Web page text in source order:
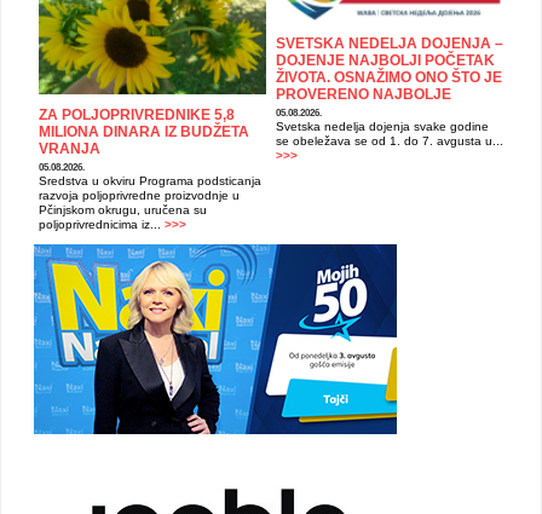
ZA POLJOPRIVREDNIKE 5,8
MILIONA DINARA IZ BUDŽETA
VRANJA
05.08.2026.
Sredstva u okviru Programa podsticanja
razvoja poljoprivredne proizvodnje u
Pčinjskom okrugu, uručena su
poljoprivrednicima iz... >>>
SVETSKA NEDELJA DOJENJA –
DOJENJE NAJBOLJI POČETAK
ŽIVOTA. OSNAŽIMO ONO ŠTO JE
PROVERENO NAJBOLJE
05.08.2026.
Svetska nedelja dojenja svake godine
se obeležava se od 1. do 7. avgusta u...
>>>